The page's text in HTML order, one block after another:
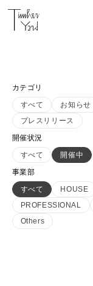
カテゴリ
すべて
お知らせ
プレスリリース
開催状況
すべて
開催中
事業部
すべて
HOUSE
PROFESSIONAL
Others